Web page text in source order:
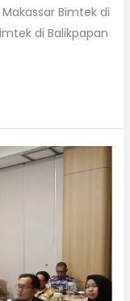
Bimtek di
di Balikpapan